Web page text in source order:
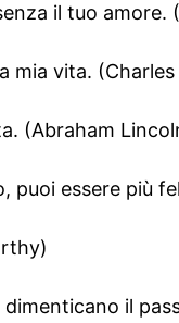
il tuo amore.
mia vita.
(Abraham
puoi essere più
il